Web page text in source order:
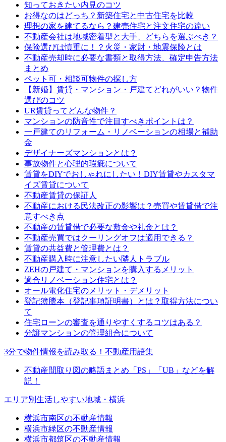
知っておきたい内見のコツ
お得なのはどっち？新築住宅と中古住宅を比較
理想の家を建てるなら？建売住宅と注文住宅の違い
不動産会社は地域密着型と大手、どちらを選ぶべき？
保険選びは慎重に！？火災・家財・地震保険とは
不動産売却時に必要な書類と取得方法、確定申告方法
まとめ
ペット可・相談可物件の探し方
【新婚】賃貸・マンション・戸建てどれがいい？物件
選びのコツ
UR賃貸ってどんな物件？
マンションの防音性で注目すべきポイントは？
一戸建てのリフォーム・リノベーションの相場と補助
金
デザイナーズマンションとは？
事故物件と心理的瑕疵について
賃貸をDIYでおしゃれにしたい！DIY賃貸やカスタマ
イズ賃貸について
不動産賃貸の保証人
不動産における民法改正の影響は？売買や賃貸借で注
意すべき点
不動産の賃貸借で必要な敷金や礼金とは？
不動産売買ではクーリングオフは適用できる？
賃貸の共益費と管理費とは？
不動産購入時に注意したい隣人トラブル
ZEHの戸建て・マンションを購入するメリット
適合リノベーション住宅とは？
オール電化住宅のメリット・デメリット
登記簿謄本（登記事項証明書）とは？取得方法につい
て
住宅ローンの審査を通りやすくするコツはある？
分譲マンションの管理組合について
3分で物件情報を読み取る！不動産用語集
不動産間取り図の略語まとめ「PS」「UB」などを解
説！
エリア別生活しやすい地域・横浜
横浜市南区の不動産情報
横浜市緑区の不動産情報
横浜市都筑区の不動産情報